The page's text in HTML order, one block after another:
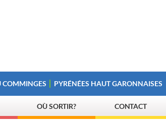
COMMINGES PYRÉNÉES HAUT GARONNAISES
OÙ SORTIR? CONTACT